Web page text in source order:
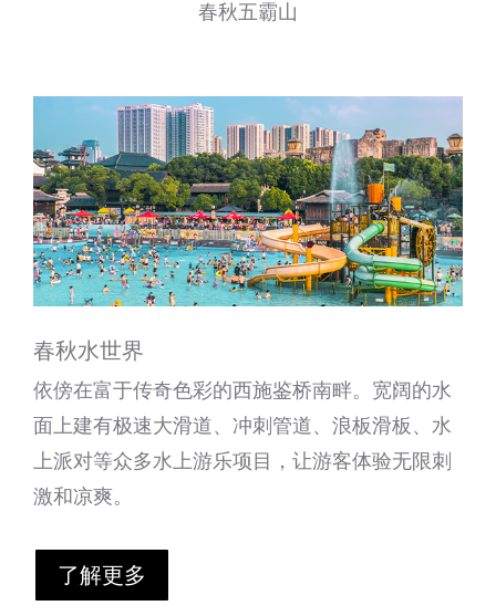
春秋五霸山
春秋水世界
依傍在富于传奇色彩的西施鉴桥南畔。宽阔的水
面上建有极速大滑道、冲刺管道、浪板滑板、水
上派对等众多水上游乐项目，让游客体验无限刺
激和凉爽。
了解更多